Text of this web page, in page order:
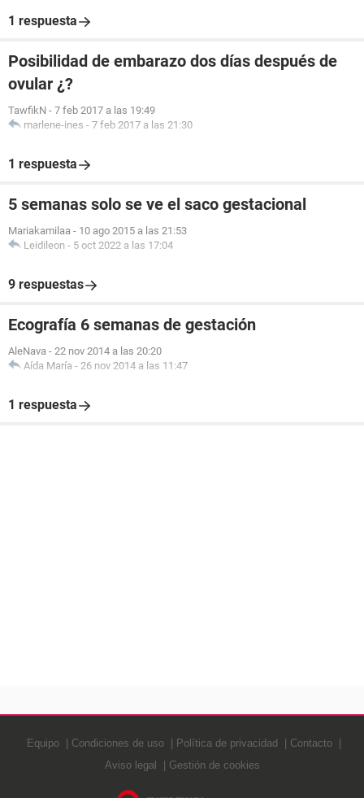
1 respuesta
Posibilidad de embarazo dos días después de
ovular ¿?
TawfikN - 7 feb 2017 a las 19:49
marlene-ines - 7 feb 2017 a las 21:30
1 respuesta
5 semanas solo se ve el saco gestacional
Mariakamilaa - 10 ago 2015 a las 21:53
Leidileon - 5 oct 2022 a las 17:04
9 respuestas
Ecografía 6 semanas de gestación
AleNava - 22 nov 2014 a las 20:20
Aída María - 26 nov 2014 a las 11:47
1 respuesta
Equipo Condiciones de uso Política de privacidad
Contacto
Aviso legal
Gestión de cookies